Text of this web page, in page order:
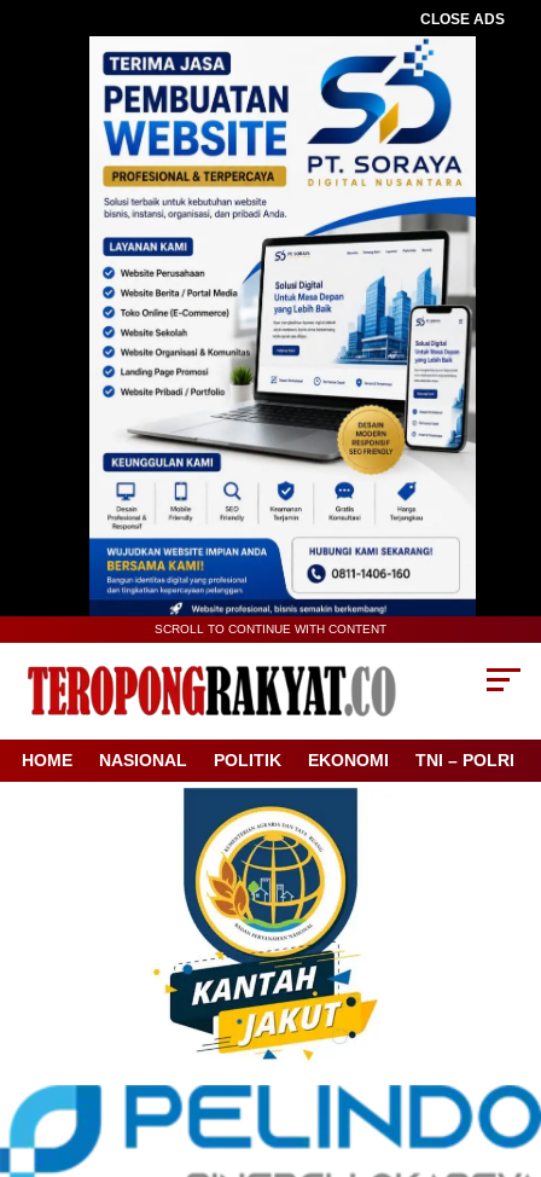
CLOSE ADS
SCROLL TO CONTINUE WITH CONTENT
HOME NASIONAL POLITIK EKONOMI TNI – POLRI